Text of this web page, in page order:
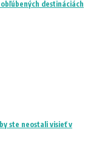
destináciách
ste neostali visieť v